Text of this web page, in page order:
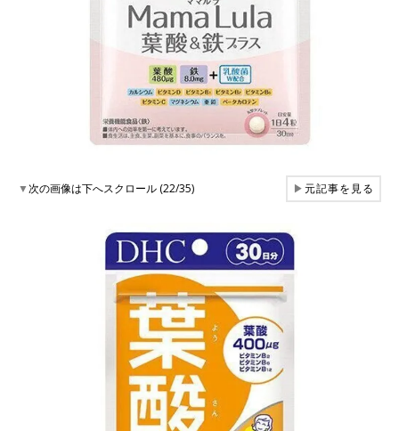
▼次の画像は下へスクロール (22/35) ▶元記事を見る